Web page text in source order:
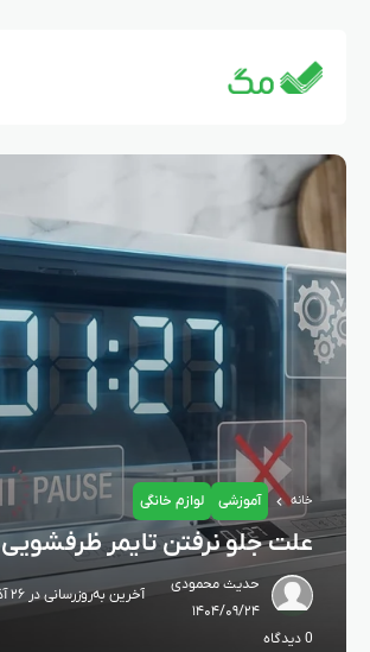
خانه آموزشی لوازم خانگی
علت جلو نرفتن تایمر ظرفشویی
حدیث محمودی
۱۴۰۴/۰۹/۲۴
آخرین به‌روزرسانی در ۲۶ آذر ۱۴۰۴
0 دیدگاه